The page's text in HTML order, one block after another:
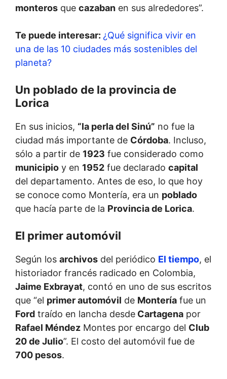
monteros que cazaban en sus alrededores”.
Te puede interesar: ¿Qué significa vivir en
una de las 10 ciudades más sostenibles del
planeta?
Un poblado de la provincia de
Lorica
En sus inicios, “la perla del Sinú” no fue la
ciudad más importante de Córdoba. Incluso,
sólo a partir de 1923 fue considerado como
municipio y en 1952 fue declarado capital
del departamento. Antes de eso, lo que hoy
se conoce como Montería, era un poblado
que hacía parte de la Provincia de Lorica.
El primer automóvil
Según los archivos del periódico El tiempo, el
historiador francés radicado en Colombia,
Jaime Exbrayat, contó en uno de sus escritos
que “el primer automóvil de Montería fue un
Ford traído en lancha desde Cartagena por
Rafael Méndez Montes por encargo del Club
20 de Julio”. El costo del automóvil fue de
700 pesos.